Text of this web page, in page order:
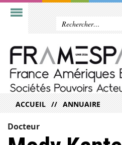
ACCUEIL ANNUAIRE
Docteur